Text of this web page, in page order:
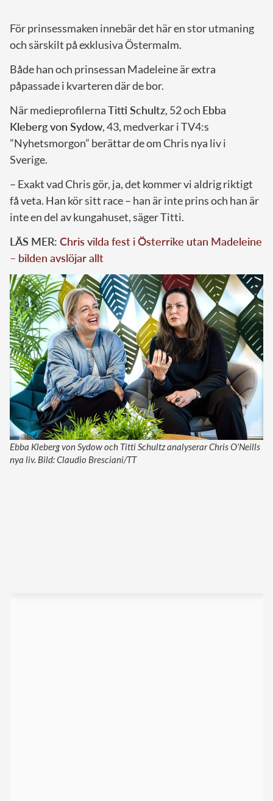
För prinsessmaken innebär det här en stor utmaning
och särskilt på exklusiva Östermalm.
Både han och prinsessan Madeleine är extra
påpassade i kvarteren där de bor.
När medieprofilernaTitti Schultz, 52 och Ebba
Kleberg von Sydow, 43, medverkar i TV4:s
”Nyhetsmorgon” berättar de om Chris nya liv i
Sverige.
– Exakt vad Chris gör, ja, det kommer vi aldrig riktigt
få veta. Han kör sitt race – han är inte prins och han är
inte en del av kungahuset, säger Titti.
LÄS MER: Chris vilda fest i Österrike utan Madeleine
– bilden avslöjar allt
Ebba Kleberg von Sydow och Titti Schultz analyserar Chris O’Neills
nya liv. Bild: Claudio Bresciani/TT